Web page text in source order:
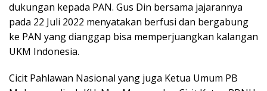
dukungan kepada PAN. Gus Din bersama jajarannya
pada 22 Juli 2022 menyatakan berfusi dan bergabung
ke PAN yang dianggap bisa memperjuangkan kalangan
UKM Indonesia.
Cicit Pahlawan Nasional yang juga Ketua Umum PB